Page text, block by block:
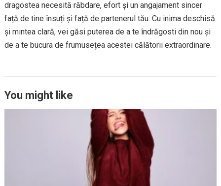
dragostea necesită răbdare, efort și un angajament sincer
față de tine însuți și față de partenerul tău. Cu inima deschisă
și mintea clară, vei găsi puterea de a te îndrăgosti din nou și
de a te bucura de frumusețea acestei călătorii extraordinare.
You might like